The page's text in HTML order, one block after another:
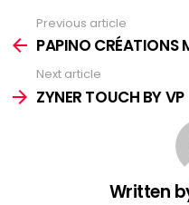
more
Previous article
PAPINO CRÉATIONS
Next article
ZYNER TOUCH BY VP
Written